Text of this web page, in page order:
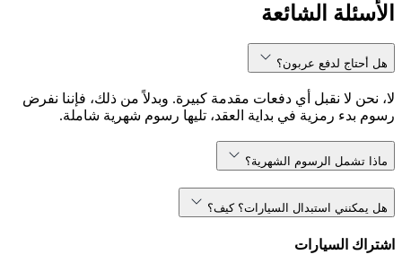
الأسئلة الشائعة
هل أحتاج لدفع عربون؟
لا، نحن لا نقبل أي دفعات مقدمة كبيرة. وبدلاً من ذلك، فإننا نفرض
رسوم بدء رمزية في بداية العقد، تليها رسوم شهرية شاملة.
ماذا تشمل الرسوم الشهرية؟
هل يمكنني استبدال السيارات؟ كيف؟
اشتراك السيارات